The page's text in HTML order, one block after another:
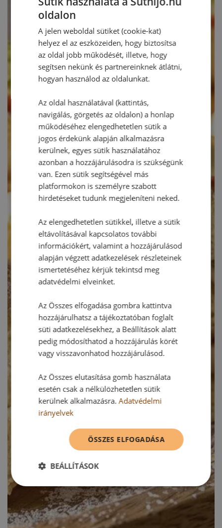
oldalon
A jelen weboldal sütiket (cookie-kat)
helyez el az eszközeiden, hogy biztosítsa
az oldal jobb működését, illetve, hogy
segítsen nekünk és partnereinknek átlátni,
hogyan használod az oldalunkat.
Az oldal használatával (kattintás,
navigálás, görgetés az oldalon) a honlap
működéséhez elengedhetetlen sütik a
jogos érdekünk alapján alkalmazásra
kerülnek, egyes sütik használatához
azonban a hozzájárulásodra is szükségünk
van. Ezen sütik segítségével más
platformokon is személyre szabott
hirdetéseket tudunk megjeleníteni neked.
Az elengedhetetlen sütikkel, illetve a sütik
eltávolításával kapcsolatos további
információkért, valamint a hozzájárulásod
alapján végzett adatkezelések részleteinek
ismertetéséhez kérjük tekintsd meg
adatvédelmi elveinket.
Az Összes elfogadása gombra kattintva
hozzájárulhatsz a tájékoztatóban foglalt
süti adatkezelésekhez, a Beállítások alatt
pedig módosíthatod a hozzájárulás körét
vagy visszavonhatod hozzájárulásod.
Az Összes elutasítása gomb használata
esetén csak a nélkülözhetetlen sütik
kerülnek alkalmazásra.Adatvédelmi
irányelvek
ÖSSZES ELFOGADÁSA
BEÁLLÍTÁSOK